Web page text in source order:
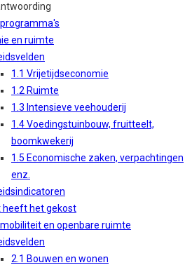
en ruimte
1.1 Vrijetijdseconomie
1.2 Ruimte
1.3 Intensieve veehouderij
1.4 Voedingstuinbouw, fruitteelt,
boomkwekerij
1.5 Economische zaken, verpachtingen
enz.
heeft het gekost
mobiliteit en openbare ruimte
2.1 Bouwen en wonen